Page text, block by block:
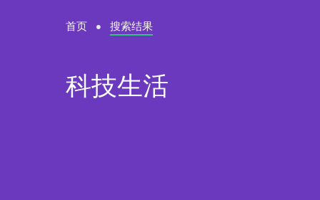
首页 搜索结果
科技生活